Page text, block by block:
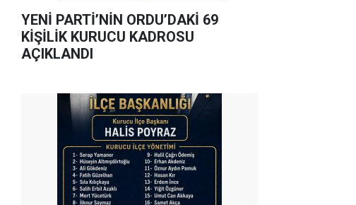
YENİ PARTİ’NİN ORDU’DAKİ 69
KİŞİLİK KURUCU KADROSU
AÇIKLANDI